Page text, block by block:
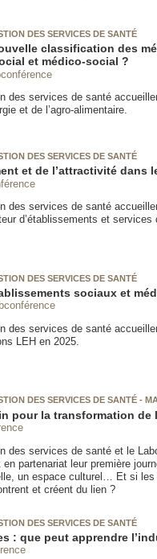
DES SERVICES DE SANTÉ
classification des
et médico-social ?
des services de santé
et de l’agro-alimentaire.
DES SERVICES DE SANTÉ
et de l’attractivité
des services de santé
d’établissements et
DES SERVICES DE SANTÉ
sociaux et
des services de santé
LEH en 2025.
DES SERVICES DE SANTÉ -
pour la transformation de
des services de santé et le
en partenariat leur première
un espace culturel… Et si
et créent du lien ?
DES SERVICES DE SANTÉ
: que peut apprendre